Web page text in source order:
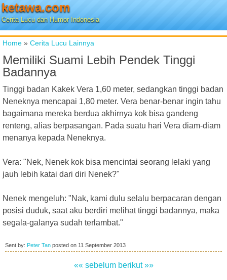
ketawa.com
Cerita Lucu dan Humor Indonesia
Home » Cerita Lucu Lainnya
Memiliki Suami Lebih Pendek Tinggi
Badannya
Tinggi badan Kakek Vera 1,60 meter, sedangkan tinggi badan
Neneknya mencapai 1,80 meter. Vera benar-benar ingin tahu
bagaimana mereka berdua akhirnya kok bisa gandeng
renteng, alias berpasangan. Pada suatu hari Vera diam-diam
menanya kepada Neneknya.
Vera: "Nek, Nenek kok bisa mencintai seorang lelaki yang
jauh lebih katai dari diri Nenek?"
Nenek mengeluh: "Nak, kami dulu selalu berpacaran dengan
posisi duduk, saat aku berdiri melihat tinggi badannya, maka
segala-galanya sudah terlambat."
Sent by: Peter Tan posted on 11 September 2013
«« sebelum berikut »»